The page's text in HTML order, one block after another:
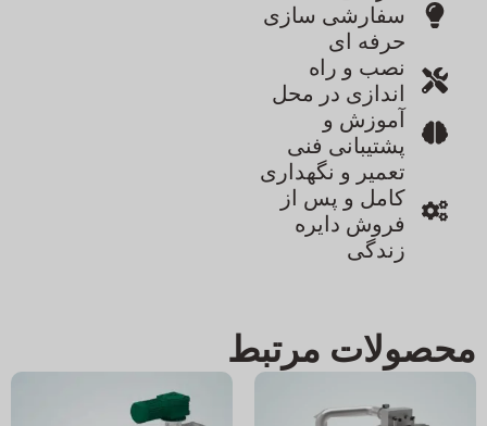
سفارشی سازی
حرفه ای
نصب و راه
اندازی در محل
آموزش و
پشتیبانی فنی
تعمیر و نگهداری
کامل و پس از
فروش دایره
زندگی
محصولات مرتبط